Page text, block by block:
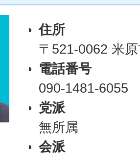
住所
〒521-0062 米
電話番号
090-1481-6055
党派
無所属
会派